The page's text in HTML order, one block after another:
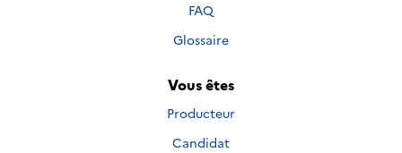
FAQ
Glossaire
Vous êtes
Producteur
Candidat